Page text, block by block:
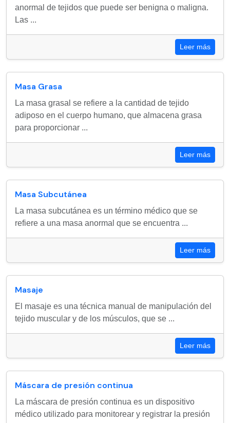
anormal de tejidos que puede ser benigna o maligna.
Las ...
Leer más
Masa Grasa
La masa grasal se refiere a la cantidad de tejido
adiposo en el cuerpo humano, que almacena grasa
para proporcionar ...
Leer más
Masa Subcutánea
La masa subcutánea es un término médico que se
refiere a una masa anormal que se encuentra ...
Leer más
Masaje
El masaje es una técnica manual de manipulación del
tejido muscular y de los músculos, que se ...
Leer más
Máscara de presión continua
La máscara de presión continua es un dispositivo
médico utilizado para monitorear y registrar la presión